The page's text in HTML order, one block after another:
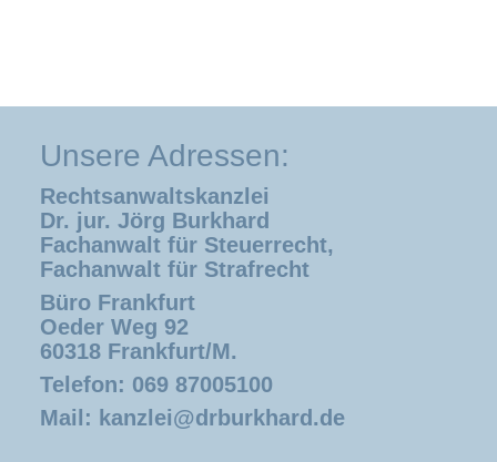
Unsere Adressen:
Rechtsanwaltskanzlei
Dr. jur. Jörg Burkhard
Fachanwalt für Steuerrecht,
Fachanwalt für Strafrecht
Büro Frankfurt
Oeder Weg 92
60318 Frankfurt/M.
Telefon: 069 87005100
Mail: kanzlei@drburkhard.de